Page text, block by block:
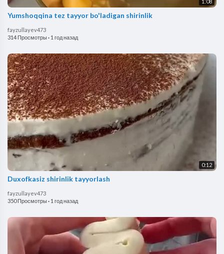
Yumshoqqina tez tayyor bo'ladigan shirinlik
fayzullayev473
314 Просмотры· 1 год назад
0:12
Duxofkasiz shirinlik tayyorlash
fayzullayev473
350 Просмотры· 1 год назад